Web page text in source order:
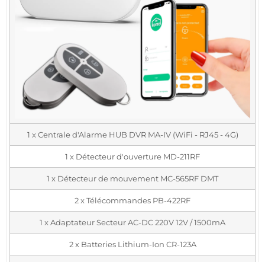
1 x Centrale d'Alarme HUB DVR MA-IV (WiFi - RJ45 - 4G)
1 x Détecteur d'ouverture MD-211RF
1 x Détecteur de mouvement MC-565RF DMT
2 x Télécommandes PB-422RF
1 x Adaptateur Secteur AC-DC 220V 12V / 1500mA
2 x Batteries Lithium-Ion CR-123A